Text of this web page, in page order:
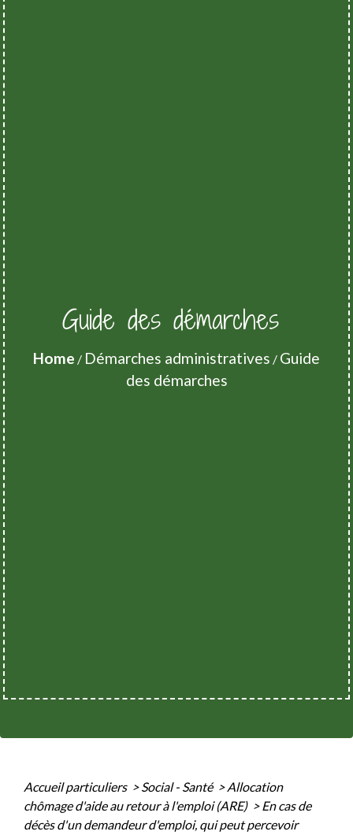
Guide des démarches
Home / Démarches administratives / Guide
des démarches
Accueil particuliers > Social - Santé > Allocation
chômage d'aide au retour à l'emploi (ARE) > En cas de
décès d'un demandeur d'emploi, qui peut percevoir